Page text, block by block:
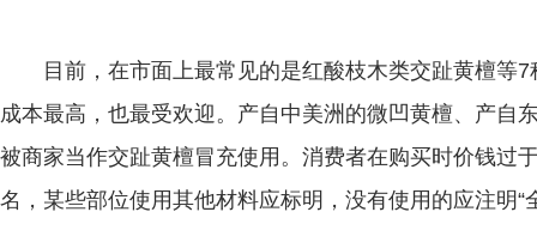
目前，在市面上最常见的是红酸枝木类交趾黄檀等7
成本最高，也最受欢迎。产自中美洲的微凹黄檀、产自
被商家当作交趾黄檀冒充使用。消费者在购买时价钱过
名，某些部位使用其他材料应标明，没有使用的应注明“